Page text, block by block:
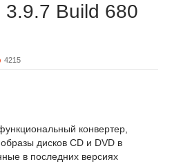
3.9.7 Build 680
4215
конвертер,
дисков CD и DVD в
в последних версиях